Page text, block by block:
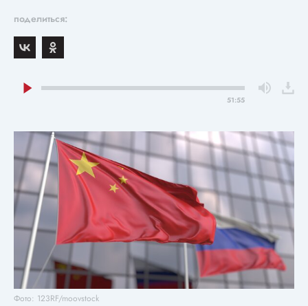
поделиться:
51:55
Фото: 123RF/moovstock